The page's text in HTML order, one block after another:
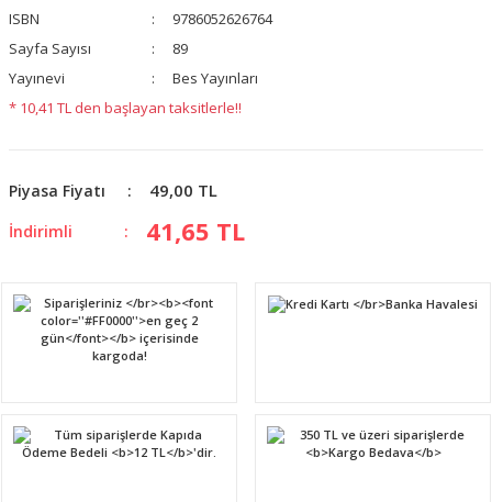
ISBN
9786052626764
Sayfa Sayısı
89
Yayınevi
Bes Yayınları
* 10,41 TL den başlayan taksitlerle!!
Piyasa Fiyatı 49,00 TL
İndirimli 41,65 TL